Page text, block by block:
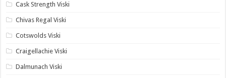
Cask Strength Viski
Chivas Regal Viski
Cotswolds Viski
Craigellachie Viski
Dalmunach Viski